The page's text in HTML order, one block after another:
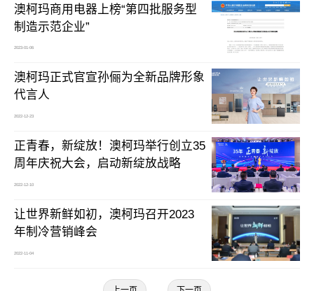
澳柯玛商用电器上榜“第四批服务型
制造示范企业”
2023-01-06
澳柯玛正式官宣孙俪为全新品牌形象
代言人
2022-12-23
正青春，新绽放！澳柯玛举行创立35
周年庆祝大会，启动新绽放战略
2022-12-10
让世界新鲜如初，澳柯玛召开2023
年制冷营销峰会
2022-11-04